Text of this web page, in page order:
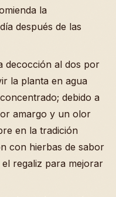
la
después de las
decocción al dos por
la planta en agua
debido a
amargo y un olor
en la tradición
con hierbas de sabor
regaliz para mejorar